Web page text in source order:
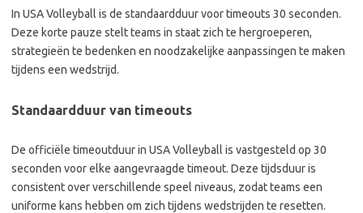
In USA Volleyball is de standaardduur voor timeouts 30 seconden.
Deze korte pauze stelt teams in staat zich te hergroeperen,
strategieën te bedenken en noodzakelijke aanpassingen te maken
tijdens een wedstrijd.
Standaardduur van timeouts
De officiële timeoutduur in USA Volleyball is vastgesteld op 30
seconden voor elke aangevraagde timeout. Deze tijdsduur is
consistent over verschillende speel niveaus, zodat teams een
uniforme kans hebben om zich tijdens wedstrijden te resetten.